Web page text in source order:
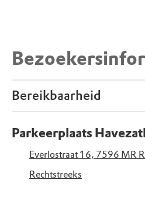
Bereikbaarheid
Parkeerplaats
Everlostraat 16, 7596 MR
Rechtstreeks